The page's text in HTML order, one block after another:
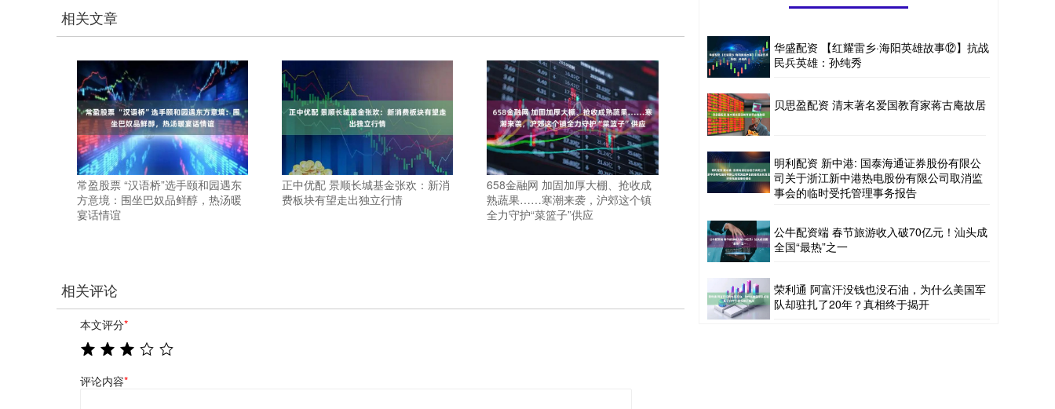
相关文章
常盈股票 “汉语桥”选手颐和园遇东
方意境：围坐巴奴品鲜醇，热汤暖
宴话情谊
正中优配 景顺长城基金张欢：新消
费板块有望走出独立行情
658金融网 加固加厚大棚、抢收成
熟蔬果……寒潮来袭，沪郊这个镇
全力守护“菜篮子”供应
相关评论
本文评分*
评论内容*
华盛配资 【红耀雷乡·海阳英雄故事⑫】抗战
民兵英雄：孙纯秀
贝思盈配资 清末著名爱国教育家蒋古庵故居
明利配资 新中港: 国泰海通证券股份有限公
司关于浙江新中港热电股份有限公司取消监
事会的临时受托管理事务报告
公牛配资端 春节旅游收入破70亿元！汕头成
全国“最热”之一
荣利通 阿富汗没钱也没石油，为什么美国军
队却驻扎了20年？真相终于揭开